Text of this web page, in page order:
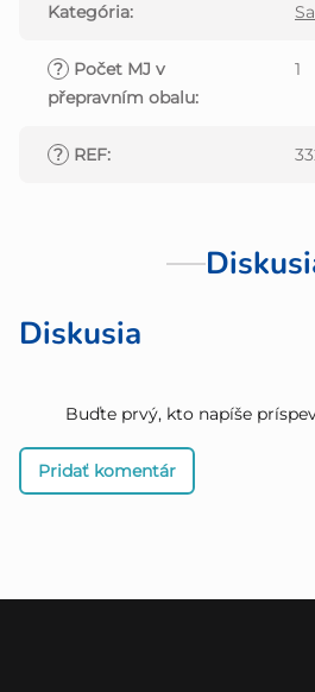
Kategória:
? Počet MJ v
přepravním obalu:
1
? REF:
Diskusia
Buďte prvý, kto napíše
Pridať komentár